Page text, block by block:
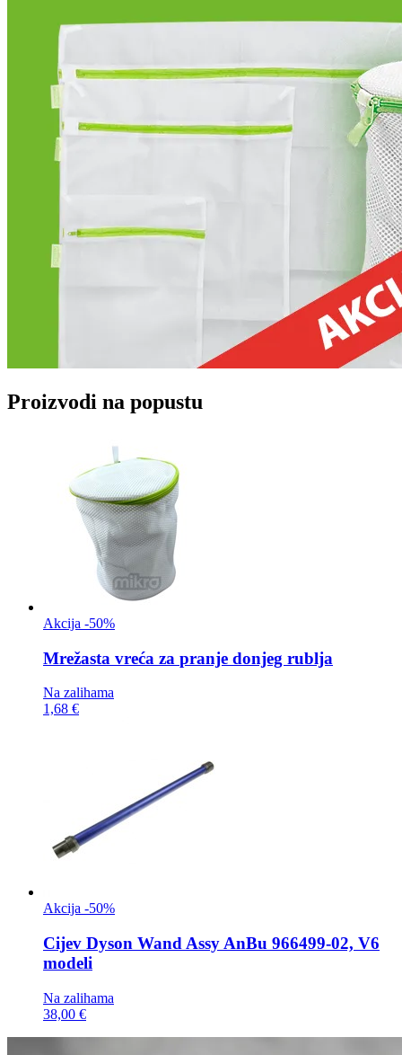
Proizvodi na popustu
Akcija -50%
Mrežasta vreća za pranje donjeg rublja
Na zalihama
1,68 €
Akcija -50%
Cijev Dyson Wand Assy AnBu 966499-02, V6
modeli
Na zalihama
38,00 €